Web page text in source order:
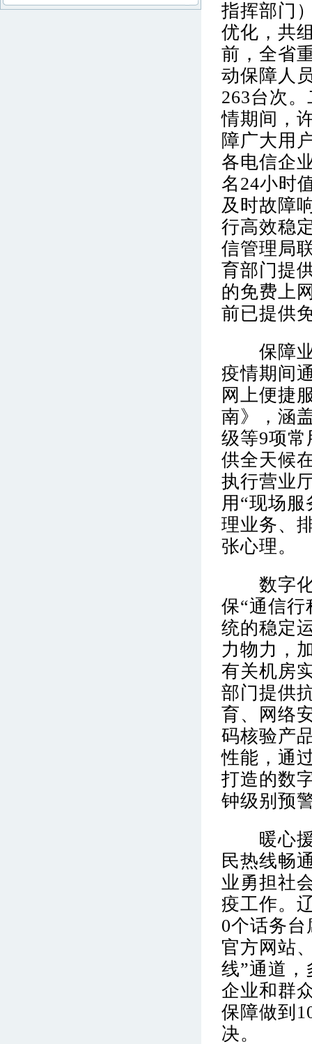
指挥部门
优化，共
前，全省
动保障人
263台次
情期间，
障广大用
各电信企
名24小时
及时故障
行高效稳
信管理局
育部门提
的免费上
前已提供
保障业
疫情期间
网上便捷
南》，涵
级等9项常
供全天候
执行营业
用“现场
理业务、
张心理。
数字化
保“通信行
统的稳定
力物力，
有关机房
部门提供
育、网络
码核验产
性能，通
打造的数
钟级别预
暖心援
民热线畅
业勇担社
疫工作。
0个话务
官方网站
线”通道
企业和群
保障做到
决。